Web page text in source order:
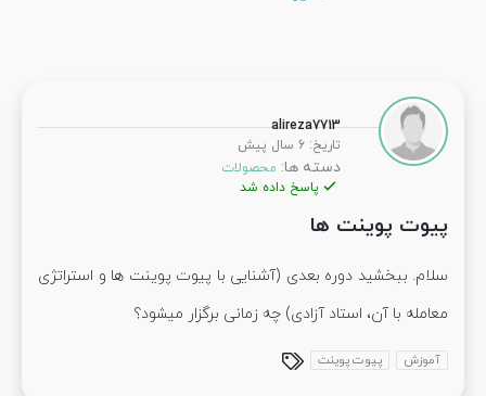
alireza7713
تاریخ: 6 سال پیش
دسته ها: محصولات
پاسخ داده شد
پیوت پوینت ها
سلام. ببخشید دوره بعدی (آشنایی با پیوت پوینت ها و استراتژی
معامله با آن، استاد آزادی) چه زمانی برگزار میشود؟
آموزش پیوت پوینت